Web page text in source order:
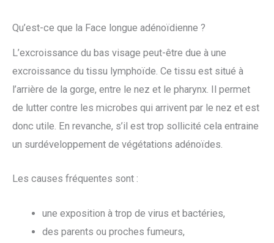
Qu’est-ce que la Face longue adénoïdienne ?
L’excroissance du bas visage peut-être due à une
excroissance du tissu lymphoïde. Ce tissu est situé à
l’arrière de la gorge, entre le nez et le pharynx. Il permet
de lutter contre les microbes qui arrivent par le nez et est
donc utile. En revanche, s’il est trop sollicité cela entraine
un surdéveloppement de végétations adénoïdes.
Les causes fréquentes sont :
une exposition à trop de virus et bactéries,
des parents ou proches fumeurs,